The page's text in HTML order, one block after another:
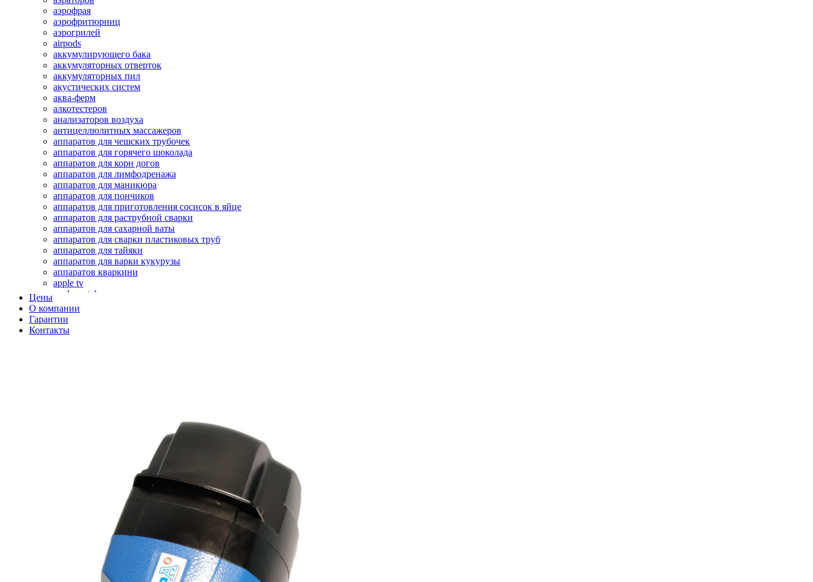
аэрофрая
аэрофритюрниц
аэрогрилей
airpods
аккумулирующего бака
аккумуляторных отверток
аккумуляторных пил
акустических систем
аква-ферм
алкотестеров
анализаторов воздуха
антицеллюлитных массажеров
аппаратов для чешских трубочек
аппаратов для горячего шоколада
аппаратов для корн догов
аппаратов для лимфодренажа
аппаратов для маникюра
аппаратов для пончиков
аппаратов для приготовления сосисок в яйце
аппаратов для раструбной сварки
аппаратов для сахарной ваты
аппаратов для сварки пластиковых труб
аппаратов для тайяки
аппаратов для варки кукурузы
аппаратов кваркини
apple tv
apple watch
аромадиффузоров
аромастанций
ароматизаторов воздуха
аудиоплееров
автоматики вентустановок
автомобильных телевизоров
автотрансформаторов
бактерицидной лампы
беговых дорожек
бензогенераторов
бензоножниц
Цены
О компании
Гарантии
Контакты